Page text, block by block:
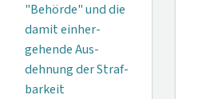
"Behörde" und die
damit einher­
gehende Aus­
dehnung der Straf­
barkeit